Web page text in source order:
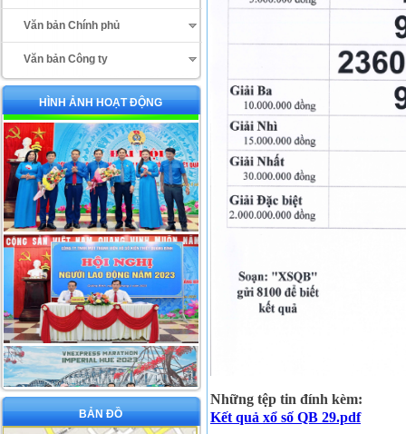
Văn bản Chính phủ
Văn bản Công ty
HÌNH ẢNH HOẠT ĐỘNG
BẢN ĐỒ
Những tệp tin đính kèm:
Kết quả xổ số QB 29.pdf